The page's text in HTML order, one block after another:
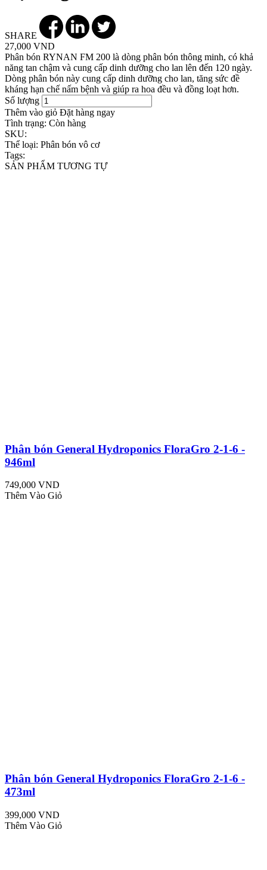
SHARE
27,000 VND
Phân bón RYNAN FM 200 là dòng phân bón thông minh, có khả
năng tan chậm và cung cấp dinh dưỡng cho lan lên đến 120 ngày.
Dòng phân bón này cung cấp dinh dưỡng cho lan, tăng sức đề
kháng hạn chế nấm bệnh và giúp ra hoa đều và đồng loạt hơn.
Số lượng
Thêm vào giỏ Đặt hàng ngay
Tình trạng: Còn hàng
SKU:
Thể loại: Phân bón vô cơ
Tags:
SẢN PHẨM TƯƠNG TỰ
Phân bón General Hydroponics FloraGro 2-1-6 -
946ml
749,000 VND
Thêm Vào Giỏ
Phân bón General Hydroponics FloraGro 2-1-6 -
473ml
399,000 VND
Thêm Vào Giỏ